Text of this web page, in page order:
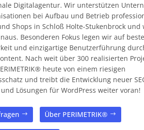
Digitalagentur. Wir unterstützen
bei Aufbau und Betrieb
Shops in Schloß Holte-Stukenbrock und
Besonderen Fokus legen wir auf beste
und einzigartige Benutzerführung
Nach weit über 300 realisierten
heute von einem riesigen
und treibt die Entwicklung neuer
Lösungen für WordPress weiter voran!
Über PERIMETRIK®